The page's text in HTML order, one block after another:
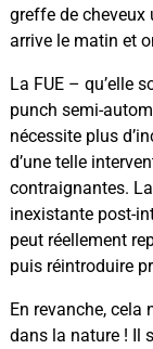
greffe de cheveux
arrive le matin et
La FUE – qu’elle
punch semi-
nécessite plus
d’une telle
contraignantes.
inexistante post-
peut réellement
puis réintroduire
En revanche, cela
dans la nature ! Il